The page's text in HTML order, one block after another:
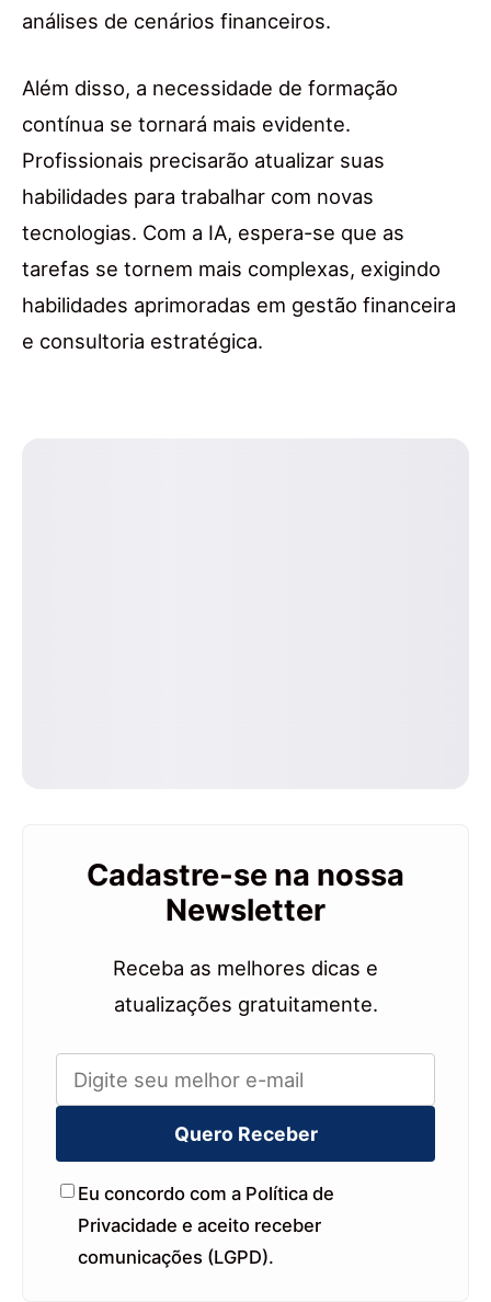
análises de cenários financeiros.
Além disso, a necessidade de formação
contínua se tornará mais evidente.
Profissionais precisarão atualizar suas
habilidades para trabalhar com novas
tecnologias. Com a IA, espera-se que as
tarefas se tornem mais complexas, exigindo
habilidades aprimoradas em gestão financeira
e consultoria estratégica.
Cadastre-se na nossa
Newsletter
Receba as melhores dicas e
atualizações gratuitamente.
Quero Receber
Eu concordo com a Política de
Privacidade e aceito receber
comunicações (LGPD).